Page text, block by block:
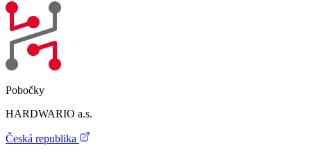
Pobočky
HARDWARIO a.s.
Česká republika